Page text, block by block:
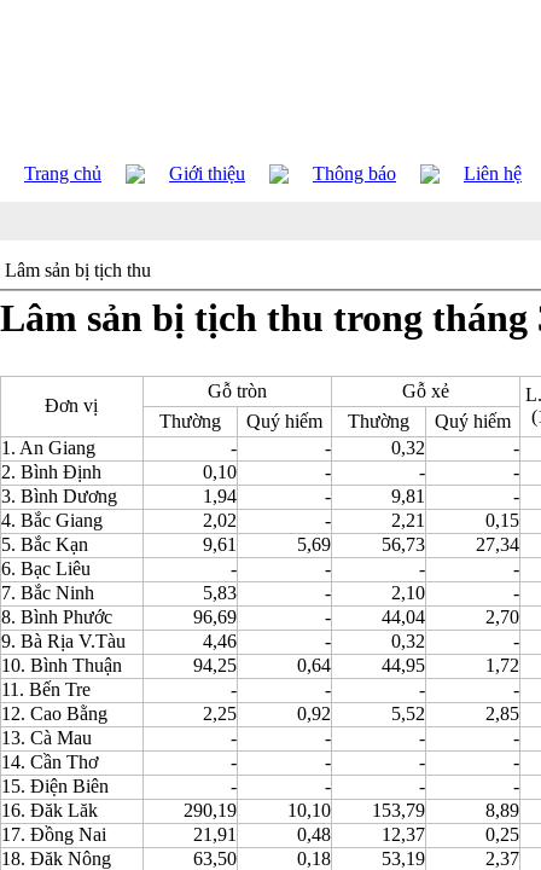
Trang chủ Giới thiệu Thông báo Liên hệ
Lâm sản bị tịch thu
Lâm sản bị tịch thu trong tháng
Đơn vị
Gỗ tròn Gỗ xẻ
Thường Quý hiếm Thường
Quý hiếm
1. An Giang
- - 0,32
-
2. Bình Định
0,10 - -
-
3. Bình Dương
1,94 - 9,81
-
4. Bắc Giang
2,02 - 2,21
0,15
5. Bắc Kạn
9,61 5,69 56,73
27,34
6. Bạc Liêu
- - -
-
7. Bắc Ninh
5,83 - 2,10
-
8. Bình Phước
96,69 - 44,04
2,70
9. Bà Rịa V.Tàu
4,46 - 0,32
-
10. Bình Thuận
94,25 0,64 44,95
1,72
11. Bến Tre
- - -
-
12. Cao Bằng
2,25 0,92 5,52
2,85
13. Cà Mau
- - -
-
14. Cần Thơ
- - -
-
15. Điện Biên
- - -
-
16. Đăk Lăk
290,19 10,10 153,79
8,89
17. Đồng Nai
21,91 0,48 12,37
0,25
18. Đăk Nông
63,50 0,18 53,19
2,37